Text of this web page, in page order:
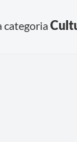
categoria